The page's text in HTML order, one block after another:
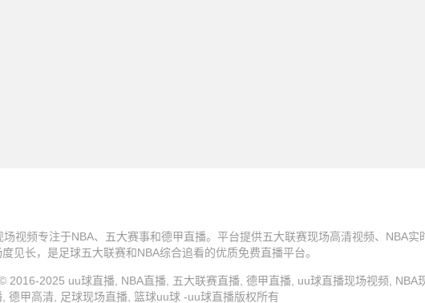
场视频专注于NBA、五大赛事和德甲直播。平台提供五大联赛现场高清视频、NBA
见长，是足球五大联赛和NBA综合追看的优质免费直播平台。
2016-2025 uu球直播, NBA直播, 五大联赛直播, 德甲直播, uu球直播现场视频, NBA
, 德甲高清, 足球现场直播, 篮球uu球 -uu球直播版权所有